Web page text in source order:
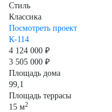
Стиль
Классика
Посмотреть проект
К-114
4 124 000 ₽
3 505 000 ₽
Площадь дома
99,1
Площадь террасы
15 м2